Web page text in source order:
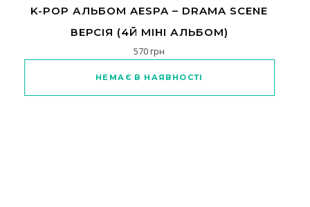
K-POP АЛЬБОМ AESPA – DRAMA SCENE
ВЕРСІЯ (4Й МІНІ АЛЬБОМ)
570грн
НЕМАЄ В НАЯВНОСТІ